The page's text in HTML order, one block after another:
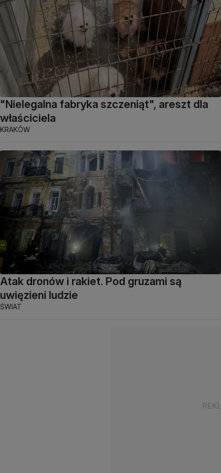
"Nielegalna fabryka szczeniąt", areszt dla
właściciela
KRAKÓW
Atak dronów i rakiet. Pod gruzami są
uwięzieni ludzie
ŚWIAT